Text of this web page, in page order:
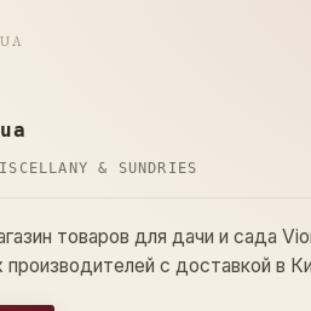
& SUNDRIES
товаров для дачи и сада
производителей с доставкой в